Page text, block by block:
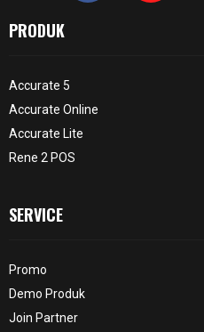
PRODUK
Accurate 5
Accurate Online
Accurate Lite
Rene 2 POS
SERVICE
Promo
Demo Produk
Join Partner